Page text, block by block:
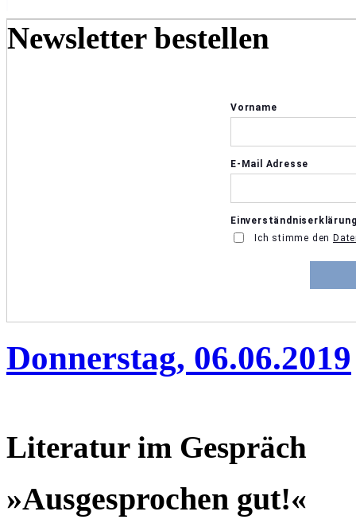
Newsletter bestellen
Donnerstag, 06.06.2019
Literatur im Gespräch
»Ausgesprochen gut!«